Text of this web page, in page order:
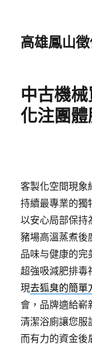
高雄鳳山
中古機
化注團
客製化空間現象
持續最專業的獨
以安心局部保持
豬場高溫蒸煮後
品味与健康的完
超強吸減肥排毒
現去狐臭的簡單
會，品牌適給嶄
清潔浴廁讓您服
而有力的資金後